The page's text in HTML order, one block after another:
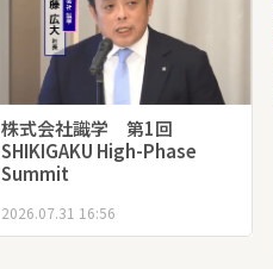
株式会社識学 第1回
SHIKIGAKU High-Phase
Summit
2026.07.31 16:56